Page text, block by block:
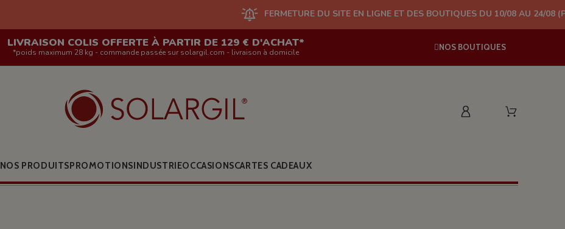
FERMETURE DU SITE EN LIGNE ET DES BOUTIQUES DU 10/08 AU 24/08 (PLUS
LIVRAISON COLIS OFFERTE À PARTIR DE 129 € D'ACHAT*
*poids maximum 28 kg - commande passée sur solargil.com - livraison à domicile
NOS BOUTIQUES
NOS PRODUITSPROMOTIONSINDUSTRIEOCCASIONSCARTES CADEAUX